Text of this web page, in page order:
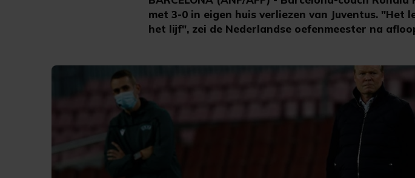
met 3-0 in eigen huis verliezen van Juventus.
het lijf", zei de Nederlandse oefenmeester na